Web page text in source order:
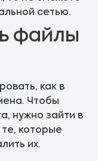
сетью.
файлы
как в
Чтобы
нужно зайти в
которые
их.